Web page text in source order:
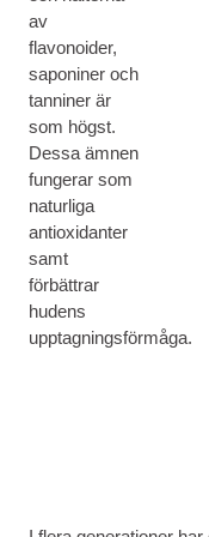
av
flavonoider,
saponiner och
tanniner är
som högst.
Dessa ämnen
fungerar som
naturliga
antioxidanter
samt
förbättrar
hudens
upptagningsförmåga.